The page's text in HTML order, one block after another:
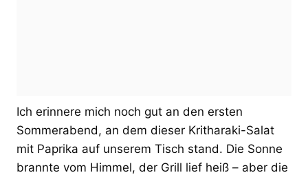
Ich erinnere mich noch gut an den ersten
Sommerabend, an dem dieser Kritharaki-Salat
mit Paprika auf unserem Tisch stand. Die Sonne
brannte vom Himmel, der Grill lief heiß – aber die